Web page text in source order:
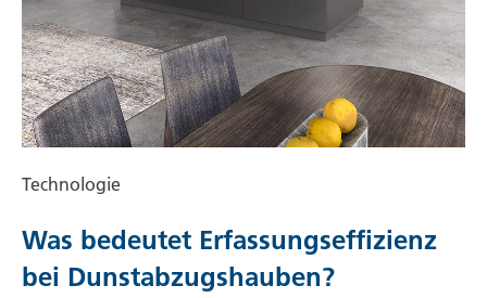
Technologie
Was bedeutet Erfassungseffizienz
bei Dunstabzugshauben?